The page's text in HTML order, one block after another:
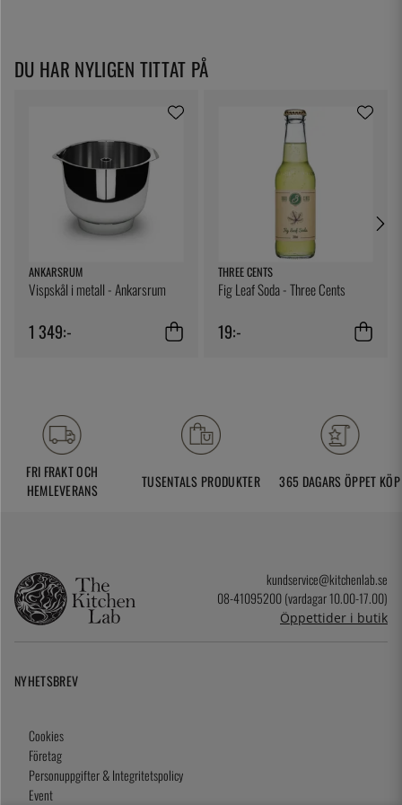
DU HAR NYLIGEN TITTAT PÅ
ANKARSRUM
Vispskål i metall - Ankarsrum
1 349:-
THREE CENTS
Fig Leaf Soda - Three Cents
19:-
FRI FRAKT OCH
HEMLEVERANS
TUSENTALS PRODUKTER 365 DAGARS ÖPPET KÖP
kundservice@kitchenlab.se
08-41095200 (vardagar 10.00-17.00)
Öppettider i butik
NYHETSBREV
Cookies
Företag
Personuppgifter & Integritetspolicy
Event